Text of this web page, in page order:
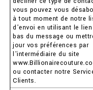
vous pouvez vous
à tout moment de notre
d'envoi en utilisant le lien
bas du message ou
jour vos préférences par
l'intermédiaire du site
ou contacter notre
Clients.